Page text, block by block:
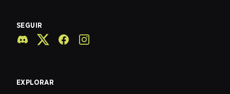
SEGUIR
EXPLORAR